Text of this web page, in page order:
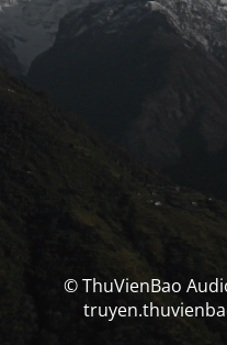
© ThuVienBao